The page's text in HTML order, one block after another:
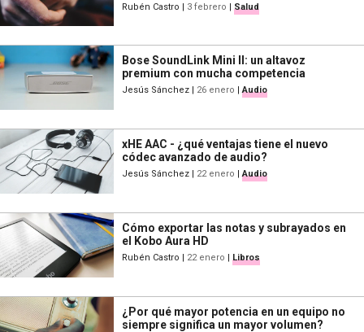
Rubén Castro | 3 febrero | Salud
Bose SoundLink Mini II: un altavoz
premium con mucha competencia
Jesús Sánchez 26 enero |Audio
xHE AAC - ¿qué ventajas tiene el nuevo
códec avanzado de audio?
Jesús Sánchez 22 enero |Audio
Cómo exportar las notas y subrayados en
el Kobo Aura HD
Rubén Castro | 22 enero | Libros
¿Por qué mayor potencia en un equipo no
siempre significa un mayor volumen?